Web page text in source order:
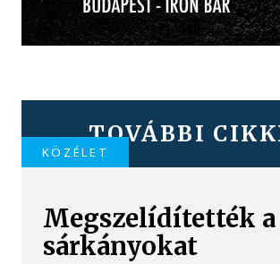
TOVÁBBI
KÖZÉLET
Megszelídítették a
sárkányokat